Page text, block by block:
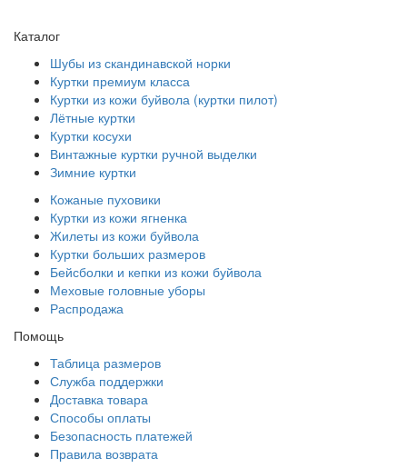
Каталог
Шубы из скандинавской норки
Куртки премиум класса
Куртки из кожи буйвола (куртки пилот)
Лётные куртки
Куртки косухи
Винтажные куртки ручной выделки
Зимние куртки
Кожаные пуховики
Куртки из кожи ягненка
Жилеты из кожи буйвола
Куртки больших размеров
Бейсболки и кепки из кожи буйвола
Меховые головные уборы
Распродажа
Помощь
Таблица размеров
Служба поддержки
Доставка товара
Способы оплаты
Безопасность платежей
Правила возврата